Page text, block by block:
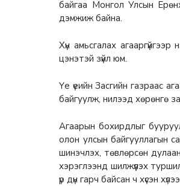
байгаа Монгол Улсын
дэмжиж байна.
Хүн амьсгалах
цэнэтэй зүйл юм.
Үе үеийн Засгийн газраас
байгуулж, нилээд хөрөнгө
Агаарын бохирдлыг
олон улсын байгууллагын
шинэчлэх, төвлөрсөн
хэрэглээнд шилжүүлэх
үр дүн гарч байсан ч хүсэн